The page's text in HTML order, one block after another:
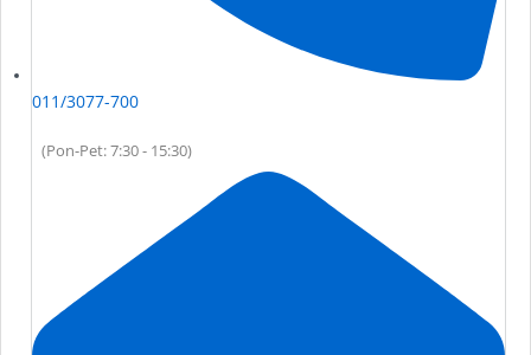
011/3077-700
(Pon-Pet: 7:30 - 15:30)